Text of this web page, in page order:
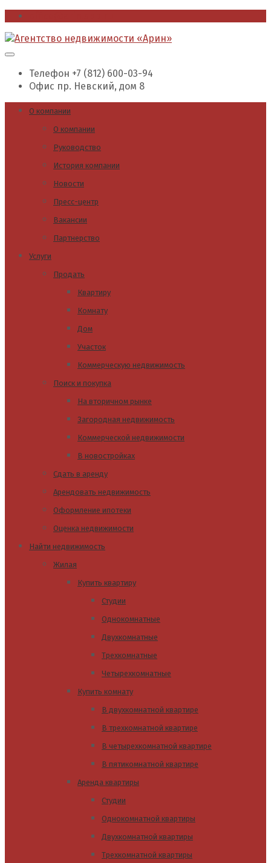
Телефон +7 (812) 600-03-94
Офис пр. Невский, дом 8
О компании
О компании
Руководство
История компании
Новости
Пресс-центр
Вакансии
Партнерство
Услуги
Продать
Квартиру
Комнату
Дом
Участок
Коммерческую недвижимость
Поиск и покупка
На вторичном рынке
Загородная недвижимость
Коммерческой недвижимости
В новостройках
Сдать в аренду
Арендовать недвижимость
Оформление ипотеки
Оценка недвижимости
Найти недвижимость
Жилая
Купить квартиру
Студии
Однокомнатные
Двухкомнатные
Трехкомнатные
Четырехкомнатные
Купить комнату
В двухкомнатной квартире
В трехкомнатной квартире
В четырехкомнатной квартире
В пятикомнатной квартире
Аренда квартиры
Студии
Однокомнатной квартиры
Двухкомнатной квартиры
Трехкомнатной квартиры